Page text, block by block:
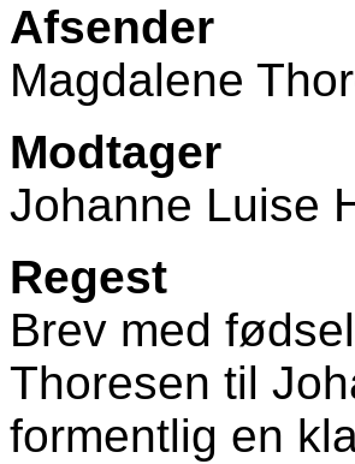
Afsender
Magdalene
Modtager
Johanne Luise
Regest
Brev med
Thoresen til
formentlig en